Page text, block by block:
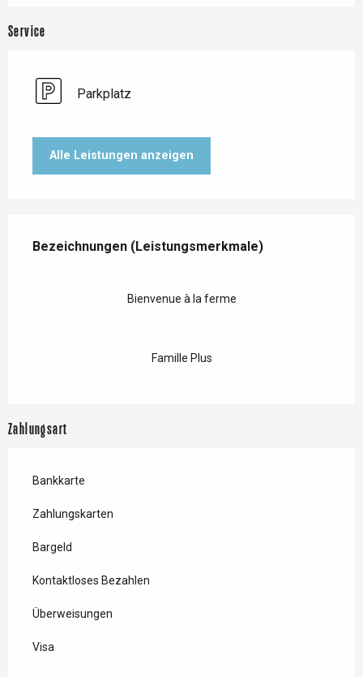
Service
Parkplatz
Alle Leistungen anzeigen
Bezeichnungen (Leistungsmerkmale)
Bezeichnungen (Leistungsmerkmale)
Bienvenue à la ferme
Famille Plus
Zahlungsart
Bankkarte
Zahlungskarten
Bargeld
Kontaktloses Bezahlen
Überweisungen
Visa